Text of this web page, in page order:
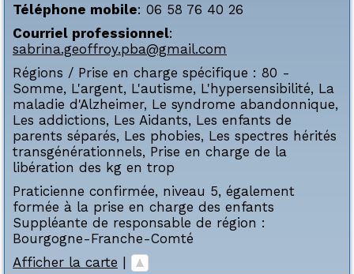
Téléphone mobile: 06 58 76 40 26
Courriel professionnel:
sabrina.geoffroy.pba@gmail.com
Régions / Prise en charge spécifique : 80 -
Somme, L'argent, L'autisme, L'hypersensibilité, La
maladie d'Alzheimer, Le syndrome abandonnique,
Les addictions, Les Aidants, Les enfants de
parents séparés, Les phobies, Les spectres hérités
transgénérationnels, Prise en charge de la
libération des kg en trop
Praticienne confirmée, niveau 5, également
formée à la prise en charge des enfants
Suppléante de responsable de région :
Bourgogne-Franche-Comté
Afficher la carte |